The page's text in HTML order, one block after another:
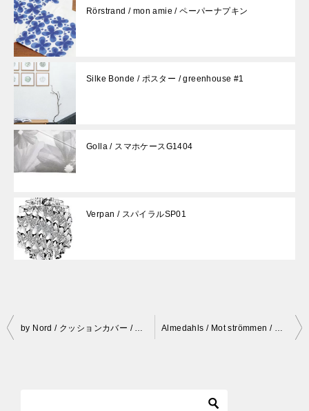
Rörstrand / mon amie / ペーパーナプキン
Silke Bonde / ポスター / greenhouse #1
Golla / スマホケースG1404
Verpan / スパイラルSP01
投
by Nord / クッションカバー / Owl Almedahls / Mot strömmen / キッチンタオル